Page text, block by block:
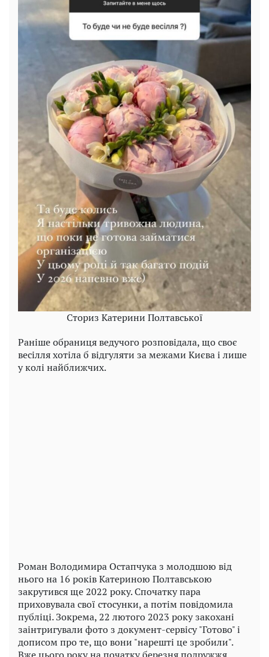
Сториз Катерини Полтавської
Раніше обраниця ведучого розповідала, що своє
весілля хотіла б відгуляти за межами Києва і лише
у колі найближчих.
Роман Володимира Остапчука з молодшою від
нього на 16 років Катериною Полтавською
закрутився ще 2022 року. Спочатку пара
приховувала свої стосунки, а потім повідомила
публіці. Зокрема, 22 лютого 2023 року закохані
заінтригували фото з документ-сервісу "Готово" і
дописом про те, що вони "нарешті це зробили".